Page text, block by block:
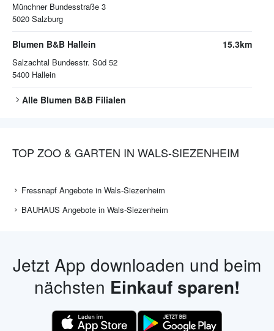
Münchner Bundesstraße 3
5020 Salzburg
Blumen B&B Hallein
Salzachtal Bundesstr. Süd 52
5400 Hallein
15.3km
Alle Blumen B&B Filialen
TOP ZOO & GARTEN IN WALS-SIEZENHEIM
Fressnapf Angebote in Wals-Siezenheim
BAUHAUS Angebote in Wals-Siezenheim
Jetzt App downloaden und beim
nächsten Einkauf sparen!